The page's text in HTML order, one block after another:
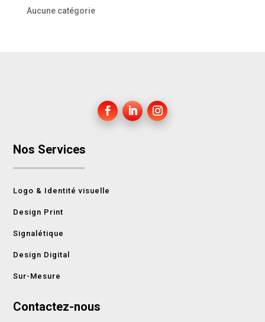
Aucune catégorie
Nos Services
Logo & Identité visuelle
Design Print
Signalétique
Design Digital
Sur-Mesure
Contactez-nous